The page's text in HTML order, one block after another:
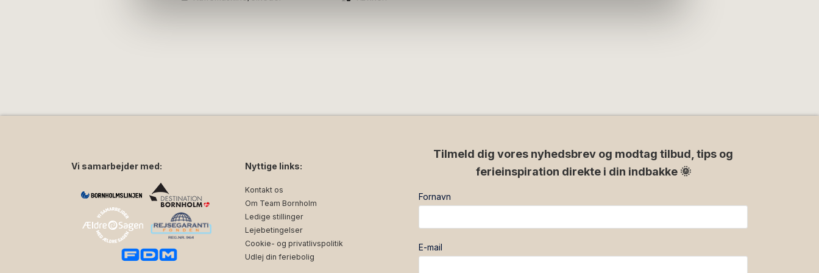
Vi samarbejder med: Nyttige links:
Kontakt os
Om Team Bornholm
Ledige stillinger
Lejebetingelser
Cookie- og privatlivspolitik
Udlej din feriebolig
Tilmeld dig vores nyhedsbrev og modtag tilbud, tips og
ferieinspiration direkte i din indbakke 🌞
Fornavn
E-mail